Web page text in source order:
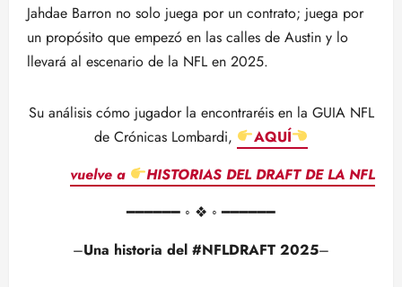
Jahdae Barron no solo juega por un contrato; juega por
un propósito que empezó en las calles de Austin y lo
llevará al escenario de la NFL en 2025.
Su análisis cómo jugador la encontraréis en la GUIA NFL
de Crónicas Lombardi,
AQUÍ
vuelve a
HISTORIAS DEL DRAFT DE LA NFL
━━━━━━ ◦ ❖ ◦ ━━━━━━
–Una historia del #NFLDRAFT 2025–